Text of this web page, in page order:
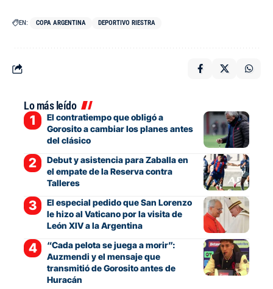
EN: COPA ARGENTINA DEPORTIVO RIESTRA
Lo más leído
El contratiempo que obligó a
Gorosito a cambiar los planes antes
del clásico
Debut y asistencia para Zaballa en
el empate de la Reserva contra
Talleres
El especial pedido que San Lorenzo
le hizo al Vaticano por la visita de
León XIV a la Argentina
“Cada pelota se juega a morir”:
Auzmendi y el mensaje que
transmitió de Gorosito antes de
Huracán